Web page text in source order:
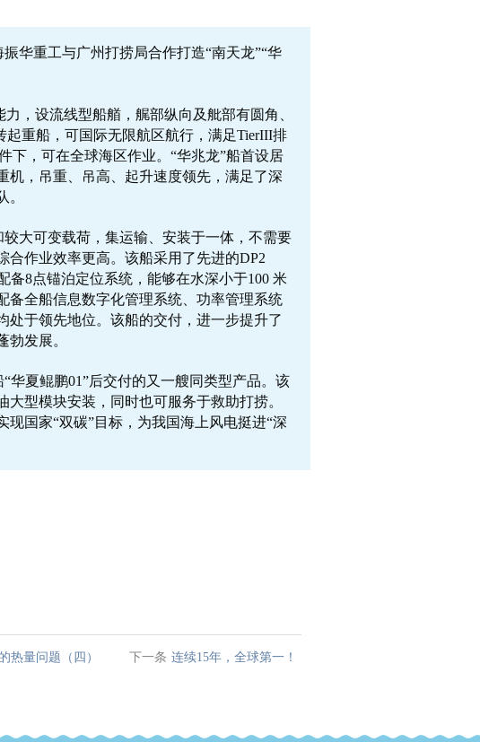
华重工与广州打捞局合作打造“南天龙”“华
，设流线型船艏，艉部纵向及舭部有圆角、
重船，可国际无限航区航行，满足TierIII排
下，可在全球海区作业。“华兆龙”船首设居
机，吊重、吊高、起升速度领先，满足了深
大可变载荷，集运输、安装于一体，不需要
作业效率更高。该船采用了先进的DP2
备8点锚泊定位系统，能够在水深小于100 米
备全船信息数字化管理系统、功率管理系统
处于领先地位。该船的交付，进一步提升了
发展。
华夏鲲鹏01”后交付的又一艘同类型产品。该
型模块安装，同时也可服务于救助打捞。
国家“双碳”目标，为我国海上风电挺进“深
热量问题（四） 下一条 连续15年，全球第一！